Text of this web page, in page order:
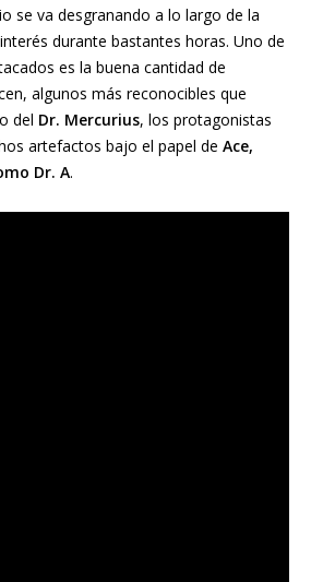
se va desgranando a lo largo de la
durante bastantes horas. Uno de
es la buena cantidad de
algunos más reconocibles que
del Dr. Mercurius, los protagonistas
artefactos bajo el papel de Ace,
Dr. A.